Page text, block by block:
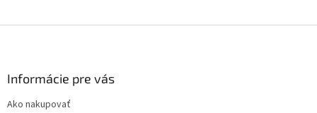
Informácie pre vás
Ako nakupovať